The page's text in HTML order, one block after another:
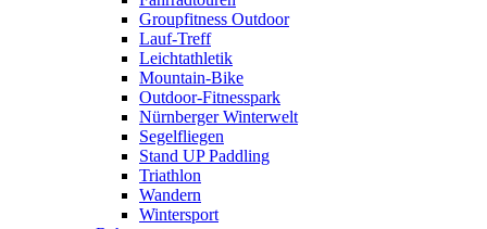
Groupfitness Outdoor
Lauf-Treff
Leichtathletik
Mountain-Bike
Outdoor-Fitnesspark
Nürnberger Winterwelt
Segelfliegen
Stand UP Paddling
Triathlon
Wandern
Wintersport